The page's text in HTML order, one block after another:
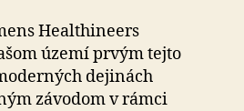
Healthineers
území prvým tejto
dejinách
závodom v rámci